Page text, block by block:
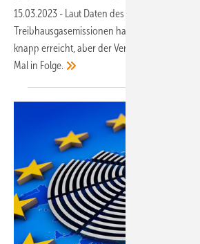
15.03.2023 - Laut Daten des
Treibhausgasemissionen hat Deutschland
knapp erreicht, aber der Verkehrssektor riss
Mal in Folge.